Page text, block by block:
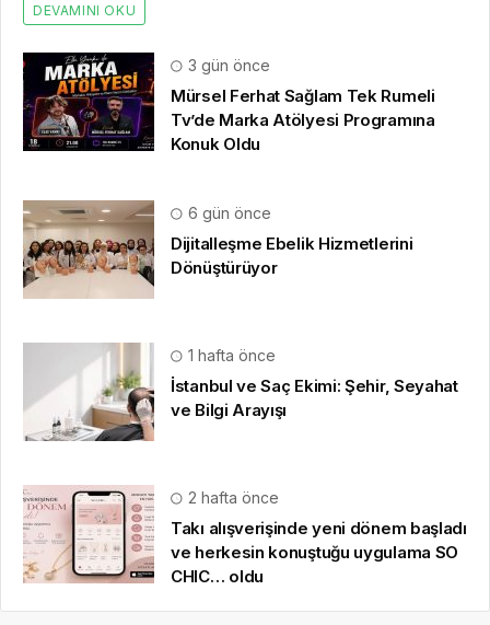
DEVAMINI OKU
3 gün önce
Mürsel Ferhat Sağlam Tek Rumeli
Tv’de Marka Atölyesi Programına
Konuk Oldu
6 gün önce
Dijitalleşme Ebelik Hizmetlerini
Dönüştürüyor
1 hafta önce
İstanbul ve Saç Ekimi: Şehir, Seyahat
ve Bilgi Arayışı
2 hafta önce
Takı alışverişinde yeni dönem başladı
ve herkesin konuştuğu uygulama SO
CHIC… oldu